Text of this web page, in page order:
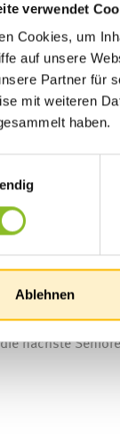
verwendet
Cookies, um
auf unsere
Partner für
mit weiteren
haben.
Ablehnen
Frastanz
Platz gefüllt.
allen Besuchern
Tiefenthaler
des
was sie in
haben auch
auf das
nächste